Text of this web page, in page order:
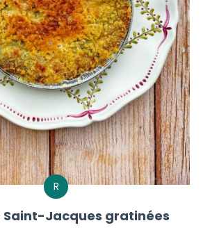
R
Saint-Jacques gratinées